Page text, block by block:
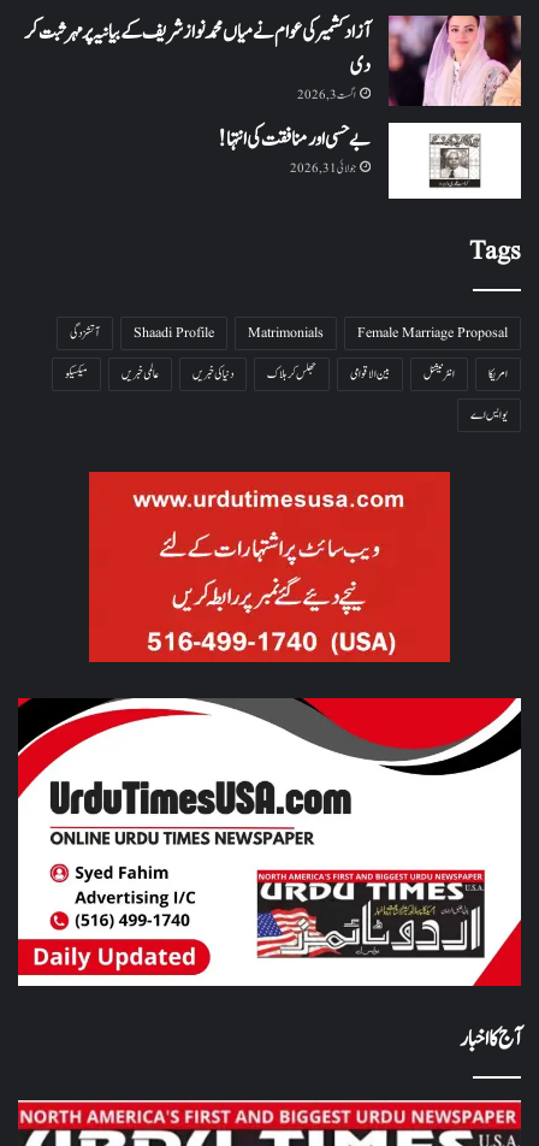
آزاد کشمیر کی عوام نے میاں محمد نواز شریف کے بیانیہ پر مہر ثبت کر
دی
اگست 3, 2026
بے حسی اور منافقت کی انتہا !
جولائی 31, 2026
Tags
Female Marriage Proposal
Matrimonials
Shaadi Profile
آتشزدگی
امریکا
انٹرنیشنل بین الاقوامی جھلس کر ہلاک دنیا کی خبریں عالمی خبریں
میکسیکو
یو ایس اے
آج کا اخبار